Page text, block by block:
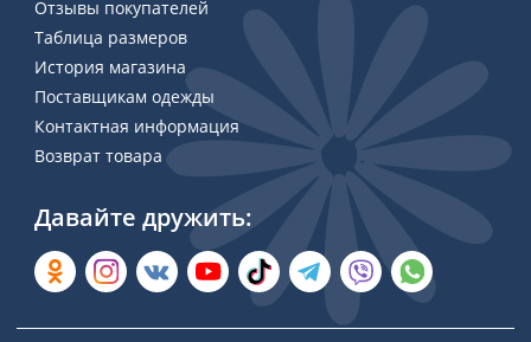
Отзывы покупателей
Таблица размеров
История магазина
Поставщикам одежды
Контактная информация
Возврат товара
Давайте дружить: